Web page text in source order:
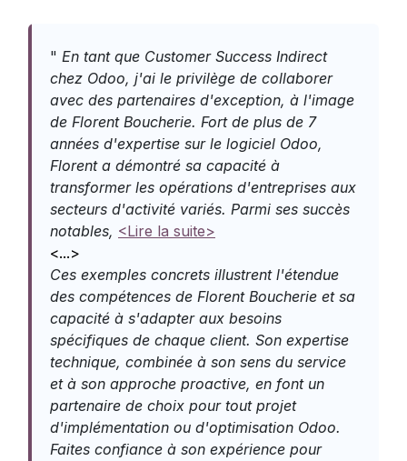
" En tant que Customer Success Indirect
chez Odoo, j'ai le privilège de collaborer
avec des partenaires d'exception, à l'image
de Florent Boucherie. Fort de plus de 7
années d'expertise sur le logiciel Odoo,
Florent a démontré sa capacité à
transformer les opérations d'entreprises aux
secteurs d'activité variés. Parmi ses succès
notables, <Lire la suite>
<...>
Ces exemples concrets illustrent l'étendue
des compétences de Florent Boucherie et sa
capacité à s'adapter aux besoins
spécifiques de chaque client. Son expertise
technique, combinée à son sens du service
et à son approche proactive, en font un
partenaire de choix pour tout projet
d'implémentation ou d'optimisation Odoo.
Faites confiance à son expérience pour